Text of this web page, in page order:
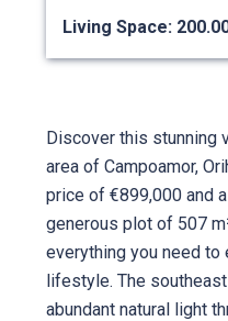
Living Space:
Discover this stunning
area of Campoamor,
price of €899,000 and
generous plot of 507
everything you need to
lifestyle. The
abundant natural light